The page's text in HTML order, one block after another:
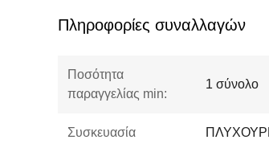
Πληροφορίες συναλλαγών
Ποσότητα
παραγγελίας min:
1 σύνολο
Συσκευασία